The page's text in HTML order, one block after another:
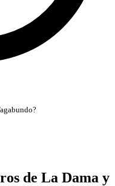
de La Dama y